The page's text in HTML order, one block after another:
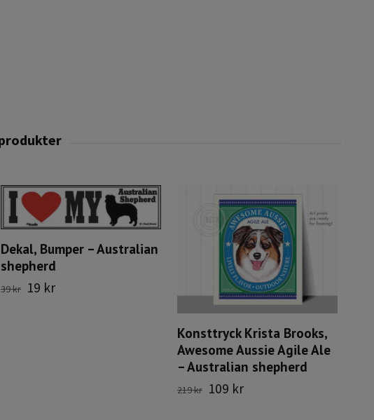
Dekal, Bumper – Australian
shepherd
39 kr 19 kr
Konsttryck Krista Brooks,
Awesome Aussie Agile Ale
– Australian shepherd
219 kr 109 kr